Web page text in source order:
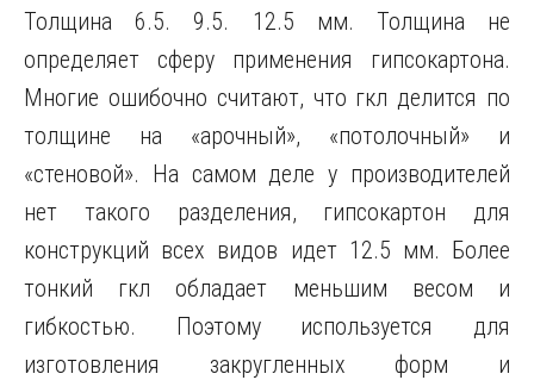
Толщина 6.5. 9.5. 12.5 мм. Толщина не
определяет сферу применения гипсокартона.
Многие ошибочно считают, что гкл делится по
толщине на «арочный», «потолочный» и
«стеновой». На самом деле у производителей
нет такого разделения, гипсокартон для
конструкций всех видов идет 12.5 мм. Более
тонкий гкл обладает меньшим весом и
гибкостью. Поэтому используется для
изготовления закругленных форм и